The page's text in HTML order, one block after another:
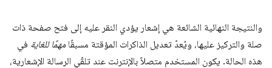
والنتيجة النهائية الشائعة هي إشعار يؤدي النقر عليه إلى فتح صفحة ذات
صلة والتركيز عليها، ويُعدّ تعديل الذاكرات المؤقتة مسبقًا مهمًا للغاية في
هذه الحالة. يكون المستخدم متصلاً بالإنترنت عند تلقّي الرسالة الإشعارية،